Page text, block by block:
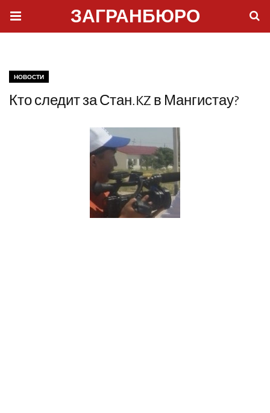
ЗАГРАНБЮРО
НОВОСТИ
Кто следит за Стан.KZ в Мангистау?